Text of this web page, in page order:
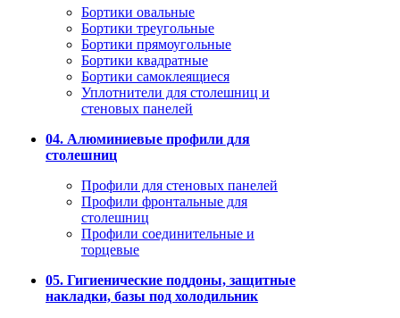
Бортики овальные
Бортики треугольные
Бортики прямоугольные
Бортики квадратные
Бортики самоклеящиеся
Уплотнители для столешниц и
стеновых панелей
04. Алюминиевые профили для
столешниц
Профили для стеновых панелей
Профили фронтальные для
столешниц
Профили соединительные и
торцевые
05. Гигиенические поддоны, защитные
накладки, базы под холодильник